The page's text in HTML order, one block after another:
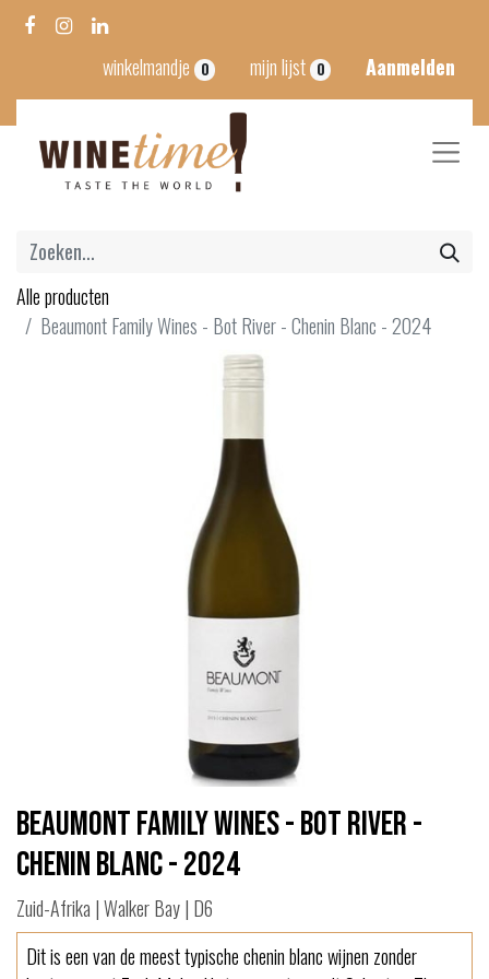
winkelmandje 0 mijn lijst 0 Aanmelden
Alle producten
Beaumont Family Wines - Bot River - Chenin Blanc - 2024
Beaumont Family Wines - Bot River -
Chenin Blanc - 2024
Zuid-Afrika | Walker Bay | D6
Dit is een van de meest typische chenin blanc wijnen zonder